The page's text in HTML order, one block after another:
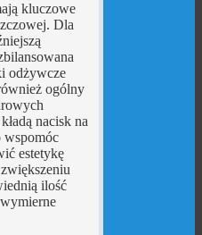
kluczowe
Dla
odżywcze
ogólny
nacisk na
wspomóc
estetykę
ilość